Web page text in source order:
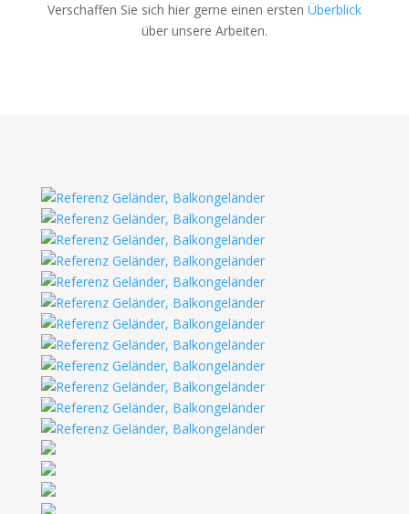
Verschaffen Sie sich hier gerne einen ersten Überblick
über unsere Arbeiten.